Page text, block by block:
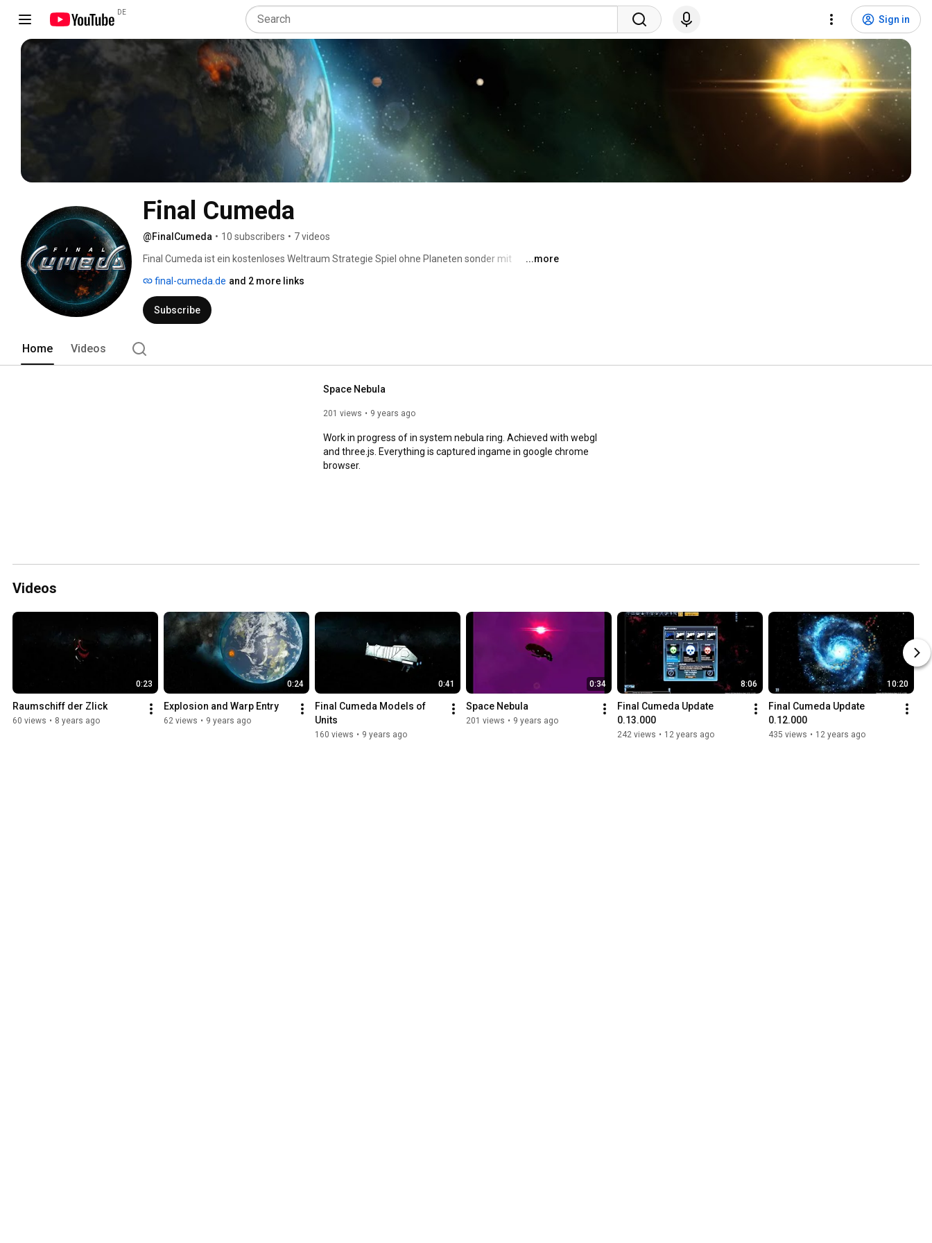
DE
Sign in
Final Cumeda
@FinalCumeda • 10 subscribers • 7 videos
Final Cumeda ist ein kostenloses Weltraum Strategie Spiel ohne Planeten sonder mit
eigenen Hintergrund
...more
final-cumeda.de and 2 more links
Subscribe
Home Videos
Space Nebula
201 views 9 years ago
Work in progress of in system nebula ring. Achieved with webgl
and three.js. Everything is captured ingame in google chrome
browser.
Videos
0:23
Raumschiff der Zlick
60 views • 8 years ago
0:24
Explosion and Warp Entry
62 views • 9 years ago
0:41
Final Cumeda Models of
Units
160 views • 9 years ago
0:34
Space Nebula
201 views • 9 years ago
8:06
Final Cumeda Update
0.13.000
242 views • 12 years ago
10:20
Final Cumeda Update
0.12.000
435 views • 12 years ago